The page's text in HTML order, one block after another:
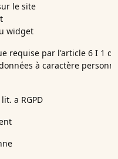
le site
widget
requise par l'article 6 I 1
à caractère
a RGPD